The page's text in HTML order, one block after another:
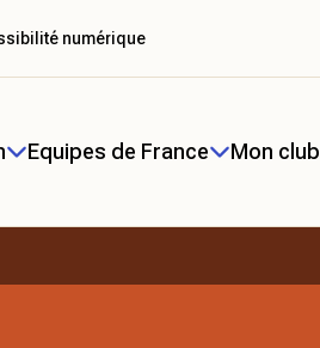
Equipes de France Mon club
numérique